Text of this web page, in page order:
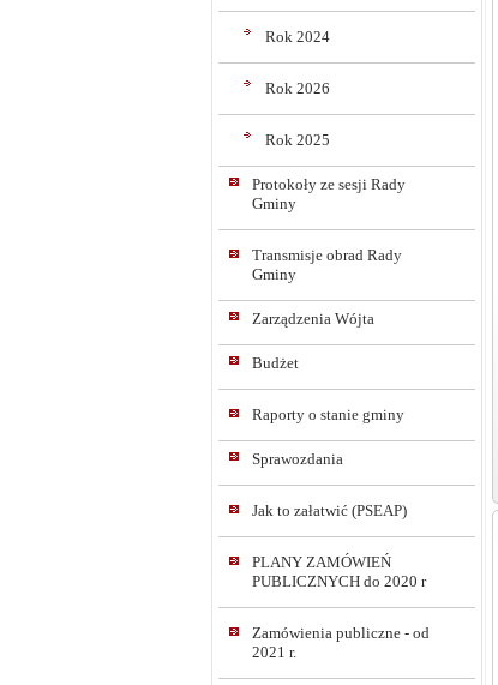
Rok 2024
Rok 2026
Rok 2025
Protokoły ze sesji Rady
Gminy
Transmisje obrad Rady
Gminy
Zarządzenia Wójta
Budżet
Raporty o stanie gminy
Sprawozdania
Jak to załatwić (PSEAP)
PLANY ZAMÓWIEŃ
PUBLICZNYCH do 2020 r
Zamówienia publiczne - od
2021 r.